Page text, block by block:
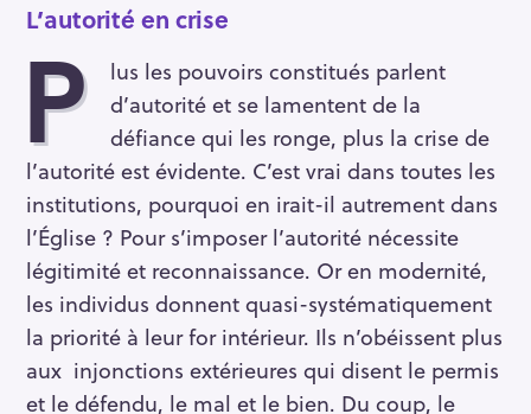
L’autorité en crise
P
lus les pouvoirs constitués parlent
d’autorité et se lamentent de la
défiance qui les ronge, plus la crise de
l’autorité est évidente. C’est vrai dans toutes les
institutions, pourquoi en irait-il autrement dans
l’Église ? Pour s’imposer l’autorité nécessite
légitimité et reconnaissance. Or en modernité,
les individus donnent quasi-systématiquement
la priorité à leur for intérieur. Ils n’obéissent plus
aux injonctions extérieures qui disent le permis
et le défendu, le mal et le bien. Du coup, le